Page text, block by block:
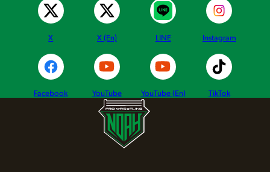
X X (En) LINE Instagram
Facebook YouTube YouTube (En) TikTok